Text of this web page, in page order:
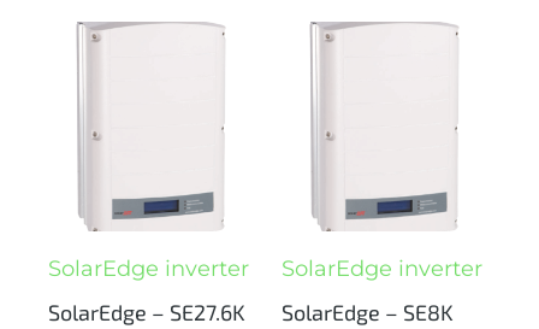
SolarEdge inverter
SolarEdge – SE27.6K
SolarEdge inverter
SolarEdge – SE8K